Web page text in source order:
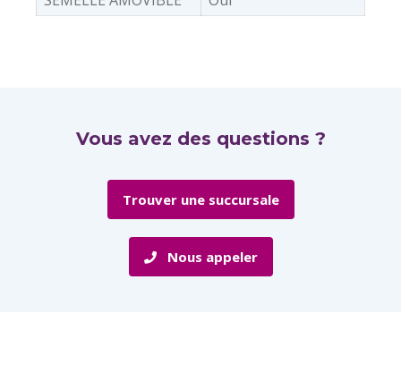
Vous avez des questions ?
Trouver une succursale
Nous appeler